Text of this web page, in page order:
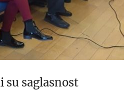
su saglasnost